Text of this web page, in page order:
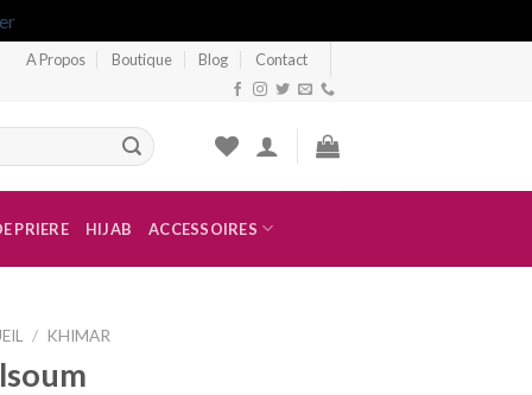
partout dans le monde avec un délai maximal de 6 jours à Dakar et
A Propos Boutique Blog Contact
PRIERE HIJAB ACCESSOIRES
/ KHIMAR